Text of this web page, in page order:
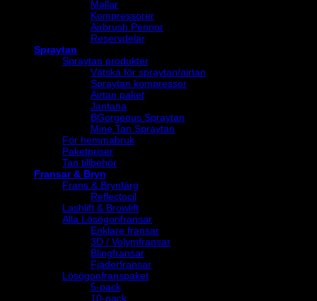
Mallar
Kompressorer
Airbrush Pennor
Reservdelar
Spraytan
Spraytan produkter
Vätska för spraytan/airtan
Spraytan kompressor
Airtan paket
Jantana
BGorgeous Spraytan
Mine Tan Spraytan
För hemmabruk
Paketpriser
Tan tillbehör
Fransar & Bryn
Frans & Brynfärg
Reflectocil
Lashlift & Browlift
Alla Lösögonfransar
Enklare fransar
3D / Volymfransar
Blingfransar
Fjäderfransar
Lösögonfranspaket
5-pack
10-pack